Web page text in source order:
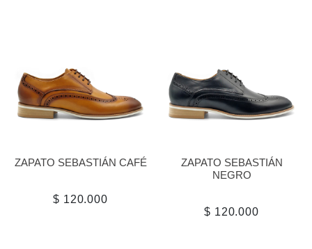
ZAPATO SEBASTIÁN CAFÉ
$ 120.000
ZAPATO SEBASTIÁN
NEGRO
$ 120.000